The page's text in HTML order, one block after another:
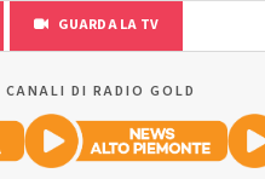
GUARDA LA TV
DI RADIO GOLD